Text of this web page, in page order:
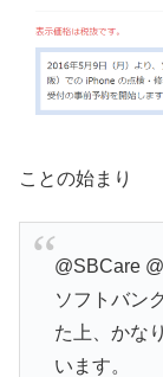
ことの始まり
@SBCare
ソフトバン
た上、かな
います。